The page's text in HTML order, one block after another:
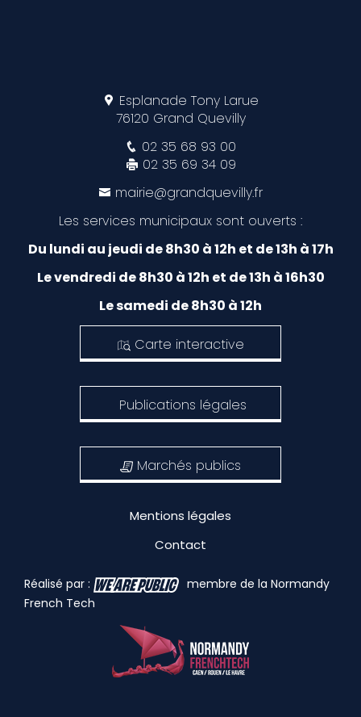
Esplanade Tony Larue
76120 Grand Quevilly
02 35 68 93 00
02 35 69 34 09
mairie@grandquevilly.fr
Les services municipaux sont ouverts :
Du lundi au jeudi de 8h30 à 12h et de 13h à 17h
Le vendredi de 8h30 à 12h et de 13h à 16h30
Le samedi de 8h30 à 12h
Carte interactive
Publications légales
Marchés publics
Mentions légales
Contact
Réalisé par :
membre de la Normandy
French Tech